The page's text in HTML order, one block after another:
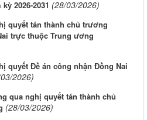
2026-2031 (28/03/2026)
quyết tán thành chủ trương
trực thuộc Trung ương
quyết Đề án công nhận Đồng Nai
2026)
qua nghị quyết tán thành chủ
(28/03/2026)